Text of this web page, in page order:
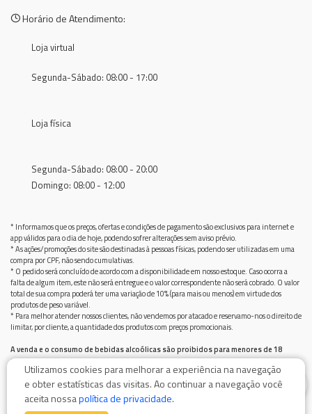
Horário de Atendimento:
Loja virtual
Segunda-Sábado: 08:00 - 17:00
Loja física
Segunda-Sábado: 08:00 - 20:00
Domingo: 08:00 - 12:00
* Informamos que os preços, ofertas e condições de pagamento são exclusivos para internet e
app válidos para o dia de hoje, podendo sofrer alterações sem aviso prévio.
* As ações/promoções do site são destinadas à pessoas físicas, podendo ser utilizadas em uma
compra por CPF, não sendo cumulativas.
* O pedido será concluído de acordo com a disponibilidade em nosso estoque. Caso ocorra a
falta de algum item, este não será entregue e o valor correspondente não será cobrado. O valor
total de sua compra poderá ter uma variação de 10% (para mais ou menos) em virtude dos
produtos de peso variável.
* Para melhor atender nossos clientes, não vendemos por atacado e reservamo-nos o direito de
limitar, por cliente, a quantidade dos produtos com preços promocionais.
A venda e o consumo de bebidas alcoólicas são proibidos para menores de 18
anos.
Bebida alcoólica pode causar dependência química e, em excesso, provoca graves males à saúde.
Beba com moderação
Utilizamos cookies para melhorar a experiência na navegação
e obter estatísticas das visitas. Ao continuar a navegação você
aceita nossapolítica de privacidade.